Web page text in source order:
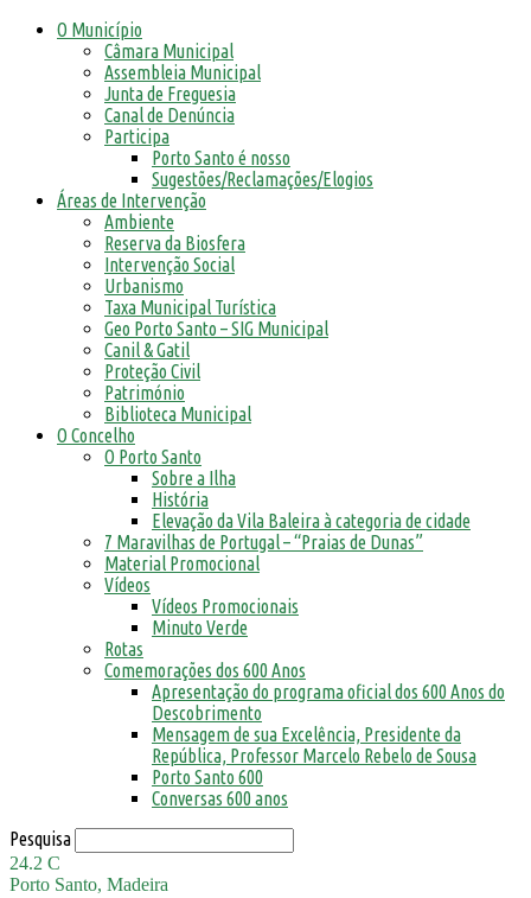
O Município
Câmara Municipal
Assembleia Municipal
Junta de Freguesia
Canal de Denúncia
Participa
Porto Santo é nosso
Sugestões/Reclamações/Elogios
Áreas de Intervenção
Ambiente
Reserva da Biosfera
Intervenção Social
Urbanismo
Taxa Municipal Turística
Geo Porto Santo – SIG Municipal
Canil & Gatil
Proteção Civil
Património
Biblioteca Municipal
O Concelho
O Porto Santo
Sobre a Ilha
História
Elevação da Vila Baleira à categoria de cidade
7 Maravilhas de Portugal – “Praias de Dunas”
Material Promocional
Vídeos
Vídeos Promocionais
Minuto Verde
Rotas
Comemorações dos 600 Anos
Apresentação do programa oficial dos 600 Anos do
Descobrimento
Mensagem de sua Excelência, Presidente da
República, Professor Marcelo Rebelo de Sousa
Porto Santo 600
Conversas 600 anos
Pesquisa
24.2 C
Porto Santo, Madeira